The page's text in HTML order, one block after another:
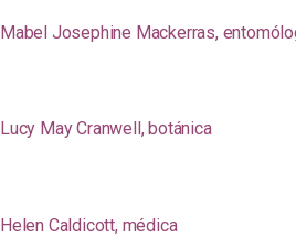
Mabel Josephine Mackerras,
Lucy May Cranwell, botánica
Helen Caldicott, médica